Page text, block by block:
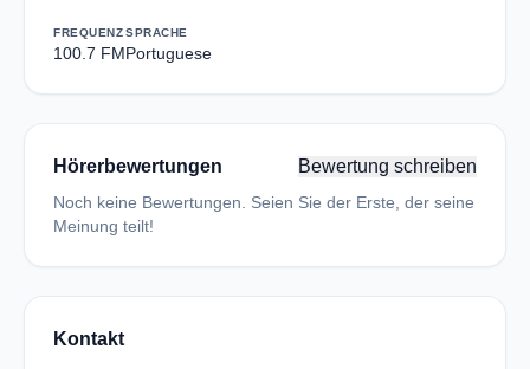
FREQUENZ
100.7 FM
SPRACHE
Portuguese
Hörerbewertungen Bewertung schreiben
Noch keine Bewertungen. Seien Sie der Erste, der seine
Meinung teilt!
Kontakt